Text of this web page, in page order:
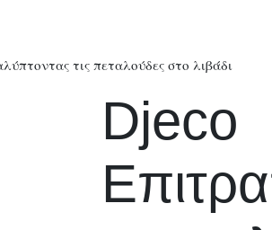
τις πεταλούδες στο λιβάδι
Djeco